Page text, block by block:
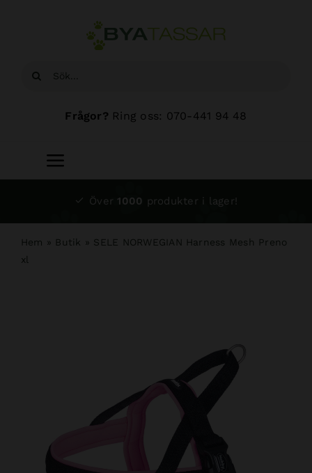
Sök
Frågor? Ring oss: 070-441 94 48
Toggle
Navigation
Hundsalong
Över 1000 produkter i lager!
Hem » Butik » SELE NORWEGIAN Harness Mesh Preno
xl